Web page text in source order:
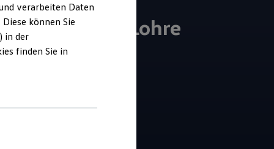
und Service Lohre
5|192 Bewertungen
verarbeiten Daten
können Sie
in der
finden Sie in